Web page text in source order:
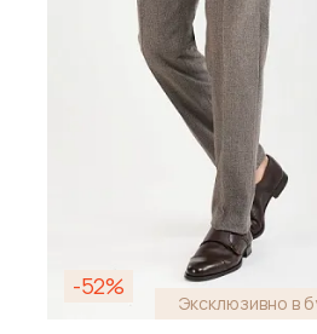
-52%
Эксклюзивно в